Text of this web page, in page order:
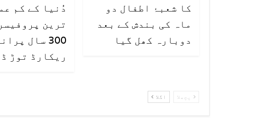
کا شعبۂ اطفال دو
ماہ کی بندش کے بعد
دوبارہ کھل گیا
دُنیا کے کم
ترین
300 سال
ریکارڈ توڑ
پچھلا اگلا